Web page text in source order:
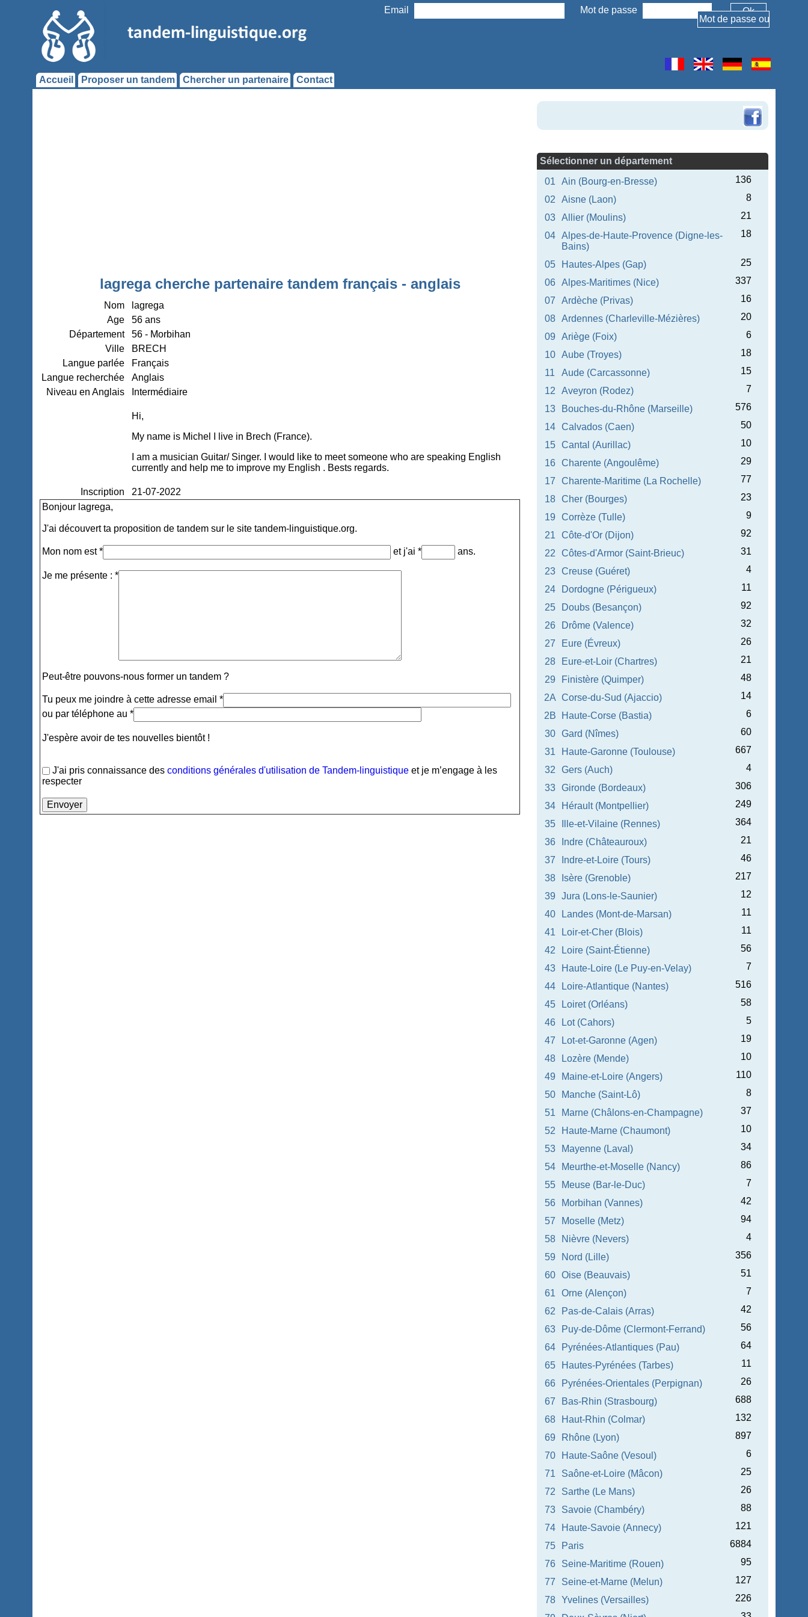
Email Mot de passe
Accueil Proposer un tandem Chercher un partenaire Contact
lagrega cherche partenaire tandem français - anglais
Nom
lagrega
Age
56 ans
Département
56 - Morbihan
Ville
BRECH
Langue parlée
Français
Langue recherchée
Anglais
Niveau en Anglais
Intermédiaire
Hi,
My name is Michel I live in Brech (France).
I am a musician Guitar/ Singer. I would like to meet someone who are speaking English
currently and help me to improve my English . Bests regards.
Inscription
21-07-2022
Bonjour lagrega,
J'ai découvert ta proposition de tandem sur le site tandem-linguistique.org.
Mon nom est * et j'ai * ans.
Je me présente : *
Peut-être pouvons-nous former un tandem ?
Tu peux me joindre à cette adresse email *
ou par téléphone au *
J'espère avoir de tes nouvelles bientôt !
J'ai pris connaissance desconditions générales d'utilisation de Tandem-linguistique et je m’engage à les
respecter
Sélectionner un département
01
Ain (Bourg-en-Bresse)
136
02
Aisne (Laon)
8
03
Allier (Moulins)
21
04
Alpes-de-Haute-Provence (Digne-les-
Bains)
18
05 Hautes-Alpes (Gap)
25
06
Alpes-Maritimes (Nice)
337
07
Ardèche (Privas)
16
08
Ardennes (Charleville-Mézières)
20
09
Ariège (Foix)
6
10
Aube (Troyes)
18
11
Aude (Carcassonne)
15
12
Aveyron (Rodez)
7
13
Bouches-du-Rhône (Marseille)
576
14
Calvados (Caen)
50
15
Cantal (Aurillac)
10
16
Charente (Angoulême)
29
17
Charente-Maritime (La Rochelle)
77
18
Cher (Bourges)
23
19
Corrèze (Tulle)
9
21
Côte-d'Or (Dijon)
92
22
Côtes-d'Armor (Saint-Brieuc)
31
23
Creuse (Guéret)
4
24
Dordogne (Périgueux)
11
25
Doubs (Besançon)
92
26
Drôme (Valence)
32
27
Eure (Évreux)
26
28
Eure-et-Loir (Chartres)
21
29
Finistère (Quimper)
48
2A
Corse-du-Sud (Ajaccio)
14
2B
Haute-Corse (Bastia)
6
30
Gard (Nîmes)
60
31
Haute-Garonne (Toulouse)
667
32
Gers (Auch)
4
33
Gironde (Bordeaux)
306
34
Hérault (Montpellier)
249
35
Ille-et-Vilaine (Rennes)
364
36
Indre (Châteauroux)
21
37
Indre-et-Loire (Tours)
46
38
Isère (Grenoble)
217
39
Jura (Lons-le-Saunier)
12
40
Landes (Mont-de-Marsan)
11
41
Loir-et-Cher (Blois)
11
42
Loire (Saint-Étienne)
56
43
Haute-Loire (Le Puy-en-Velay)
7
44
Loire-Atlantique (Nantes)
516
45
Loiret (Orléans)
58
46
Lot (Cahors)
5
47
Lot-et-Garonne (Agen)
19
48
Lozère (Mende)
10
49
Maine-et-Loire (Angers)
110
50
Manche (Saint-Lô)
8
51
Marne (Châlons-en-Champagne)
37
52
Haute-Marne (Chaumont)
10
53
Mayenne (Laval)
34
54
Meurthe-et-Moselle (Nancy)
86
55
Meuse (Bar-le-Duc)
7
56
Morbihan (Vannes)
42
57
Moselle (Metz)
94
58
Nièvre (Nevers)
4
59
Nord (Lille)
356
60
Oise (Beauvais)
51
61
Orne (Alençon)
7
62
Pas-de-Calais (Arras)
42
63
Puy-de-Dôme (Clermont-Ferrand)
56
64
Pyrénées-Atlantiques (Pau)
64
65
Hautes-Pyrénées (Tarbes)
11
66
Pyrénées-Orientales (Perpignan)
26
67
Bas-Rhin (Strasbourg)
688
68
Haut-Rhin (Colmar)
132
69
Rhône (Lyon)
897
70
Haute-Saône (Vesoul)
6
71
Saône-et-Loire (Mâcon)
25
72
Sarthe (Le Mans)
26
73
Savoie (Chambéry)
88
74
Haute-Savoie (Annecy)
121
75
Paris
6884
76
Seine-Maritime (Rouen)
95
77
Seine-et-Marne (Melun)
127
78
Yvelines (Versailles)
226